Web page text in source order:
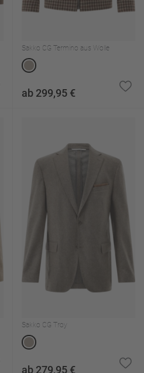
Sakko CG Termino aus Wolle
ab 299,95 €
Sakko CG Troy
ab 279,95 €